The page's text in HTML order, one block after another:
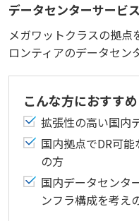
データセンターサービ
メガワットクラスの拠点
ロンティアのデータセン
こんな方におすすめ
拡張性の高い国内
国内拠点でDR可
の方
国内データセンタ
ンフラ構成を考え